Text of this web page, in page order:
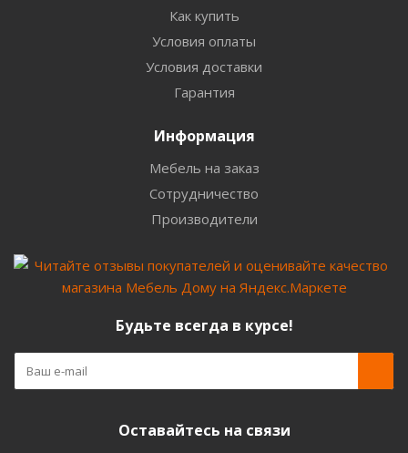
Как купить
Условия оплаты
Условия доставки
Гарантия
Информация
Мебель на заказ
Сотрудничество
Производители
Будьте всегда в курсе!
Оставайтесь на связи